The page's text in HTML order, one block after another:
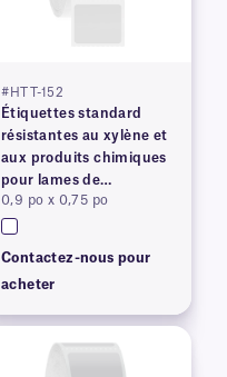
#HTT-152
Étiquettes standard
résistantes au xylène et
aux produits chimiques
pour lames de
microscope
0,9 po x 0,75 po
Contactez-nous pour
acheter